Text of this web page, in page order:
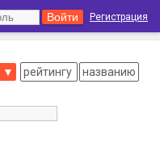
Регистрация
▼ рейтингу
названию